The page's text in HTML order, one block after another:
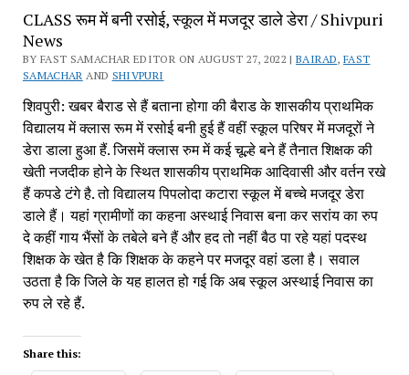
CLASS रूम में बनी रसोई, स्कूल में मजदूर डाले डेरा / Shivpuri
News
BY FAST SAMACHAR EDITOR ON AUGUST 27, 2022 |BAIRAD, FAST
SAMACHAR AND SHIVPURI
शिवपुरी: खबर बैराड से हैं बताना होगा की बैराड के शासकीय प्राथमिक
विद्यालय में क्लास रूम में रसोई बनी हुई हैं वहीं स्कूल परिषर में मजदूरों ने
डेरा डाला हुआ हैं. जिसमें क्लास रुम में कई चूल्हे बने हैं तैनात शिक्षक की
खेती नजदीक होने के स्थित शासकीय प्राथमिक आदिवासी और वर्तन रखे
हैं कपडे टंगे है. तो विद्यालय पिपलोदा कटारा स्कूल में बच्चे मजदूर डेरा
डाले हैं। यहां ग्रामीणों का कहना अस्थाई निवास बना कर सरांय का रुप
दे कहीं गाय भैंसों के तबेले बने हैं और हद तो नहीं बैठ पा रहे यहां पदस्थ
शिक्षक के खेत है कि शिक्षक के कहने पर मजदूर वहां डला है। सवाल
उठता है कि जिले के यह हालत हो गई कि अब स्कूल अस्थाई निवास का
रुप ले रहे हैं.
Share this: